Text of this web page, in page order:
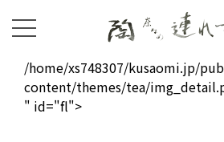
/home/xs748307/kusaomi.jp/
content/themes/tea/
" id="fl">